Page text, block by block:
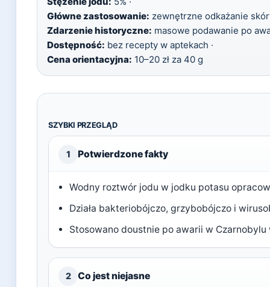
Główne zastosowanie: zewnętrzne odkażanie
Zdarzenie historyczne: masowe podawanie po
Dostępność: bez recepty w aptekach ·
Cena orientacyjna: 10–20 zł za 40 g
SZYBKI PRZEGLĄD
1 Potwierdzone fakty
Wodny roztwór jodu w jodku potasu
Działa bakteriobójczo, grzybobójczo i
Stosowano doustnie po awarii w Czarnobylu
2 Co jest niejasne